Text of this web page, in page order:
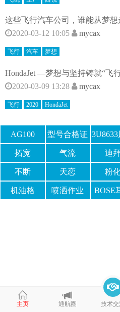
这些飞行汽车公司，谁能从梦想
2020-03-12 10:05
mycax
飞行 汽车 梦想
HondaJet —梦想与坚持铸就“飞
2020-03-09 13:28
mycax
飞行 2020 HondaJet
AG100 型号合格证 3U8633
拓宽 气流 迪
不断 天恋 粉
机油格 喷洒作业 BOSE
主页 通航圈 技术